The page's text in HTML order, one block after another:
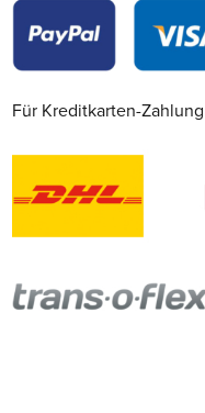
Für Kreditkarten-